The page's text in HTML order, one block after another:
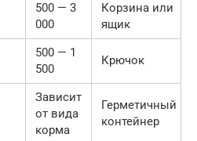
500 — 3
000
Корзина или
ящик
500 — 1
500
Крючок
Зависит
от вида
корма
Герметичный
контейнер